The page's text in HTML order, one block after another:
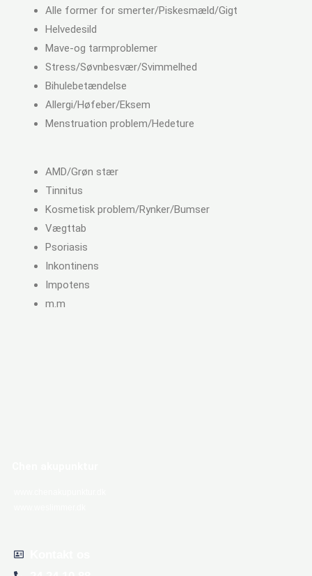
Alle former for smerter/Piskesmæld/Gigt
Helvedesild
Mave-og tarmproblemer
Stress/Søvnbesvær/Svimmelhed
Bihulebetændelse
Allergi/Høfeber/Eksem
Menstruation problem/Hedeture
AMD/Grøn stær
Tinnitus
Kosmetisk problem/Rynker/Bumser
Vægttab
Psoriasis
Inkontinens
Impotens
m.m